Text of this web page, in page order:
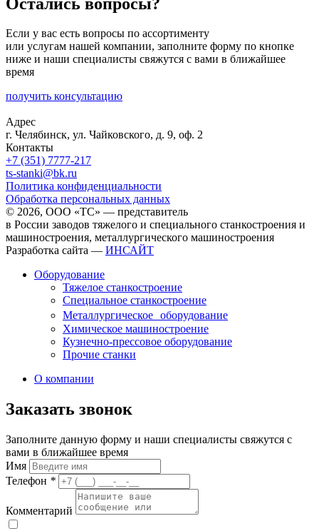
Если у вас есть вопросы по ассортименту
или услугам нашей компании, заполните форму по кнопке
ниже и наши специалисты свяжутся с вами в ближайшее
время
получить консультацию
Адрес
г. Челябинск, ул. Чайковского, д. 9, оф. 2
Контакты
+7 (351) 7777-217
ts-stanki@bk.ru
Политика конфиденциальности
Обработка персональных данных
© 2026, ООО «ТС» — представитель
в России заводов тяжелого и специального станкостроения и
машиностроения, металлургического машиностроения
Разработка сайта — ИНСАЙТ
Оборудование
Тяжелое станкостроение
Специальное станкостроение
Металлургическое оборудование
Химическое машиностроение
Кузнечно-прессовое оборудование
Прочие станки
О компании
Заказать звонок
Заполните данную форму и наши специалисты свяжутся с
вами в ближайшее время
Имя
Телефон *
Комментарий